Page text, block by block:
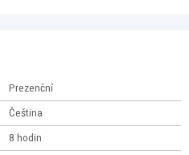
Prezenční
Čeština
8 hodin